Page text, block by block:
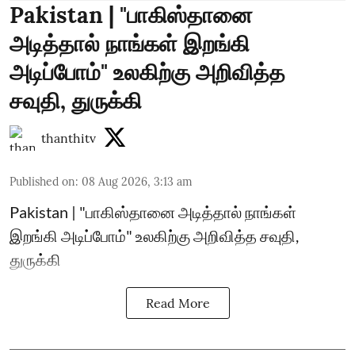
Pakistan | "பாகிஸ்தானை
அடித்தால் நாங்கள் இறங்கி
அடிப்போம்" உலகிற்கு அறிவித்த
சவுதி, துருக்கி
thanthitv
Published on: 08 Aug 2026, 3:13 am
Pakistan | "பாகிஸ்தானை அடித்தால் நாங்கள்
இறங்கி அடிப்போம்" உலகிற்கு அறிவித்த சவுதி,
துருக்கி
Read More